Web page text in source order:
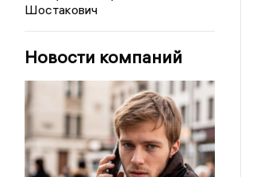
Шостакович
Новости компаний